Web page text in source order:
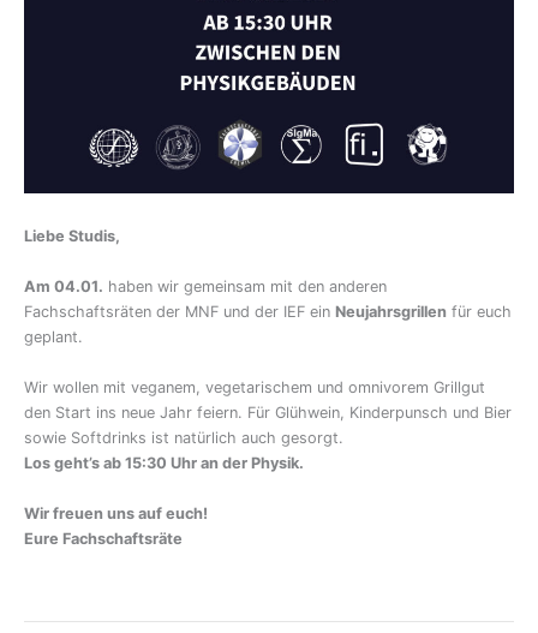
Liebe Studis,
Am 04.01. haben wir gemeinsam mit den anderen
Fachschaftsräten der MNF und der IEF ein Neujahrsgrillen für euch
geplant.
Wir wollen mit veganem, vegetarischem und omnivorem Grillgut
den Start ins neue Jahr feiern. Für Glühwein, Kinderpunsch und Bier
sowie Softdrinks ist natürlich auch gesorgt.
Los geht’s ab 15:30 Uhr an der Physik.
Wir freuen uns auf euch!
Eure Fachschaftsräte